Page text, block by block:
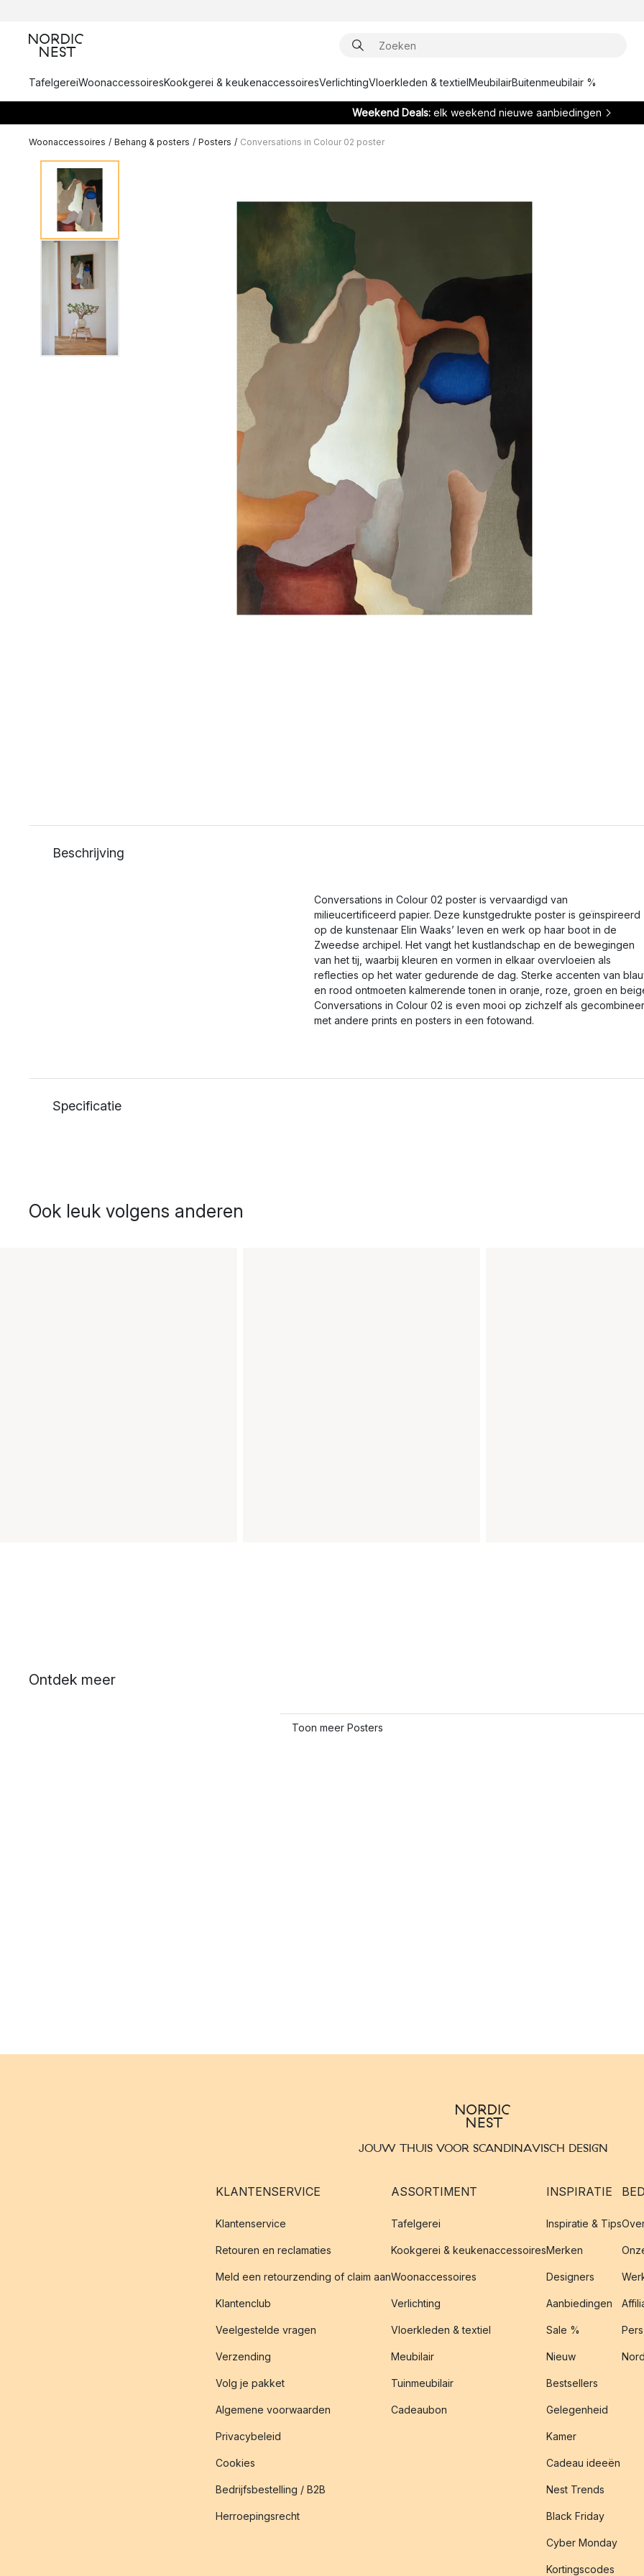
TafelgereiWoonaccessoiresKookgerei & keukenaccessoiresVerlichtingVloerkleden & textielMeubilairBuitenmeubilair %
Weekend Deals: elk weekend nieuwe aanbiedingen
Woonaccessoires / Behang & posters / Posters / Conversations in Colour 02 poster
Beschrijving
Conversations in Colour 02 poster is vervaardigd van
milieucertificeerd papier. Deze kunstgedrukte poster is geïnspireerd
op de kunstenaar Elin Waaks’ leven en werk op haar boot in de
Zweedse archipel. Het vangt het kustlandschap en de bewegingen
van het tij, waarbij kleuren en vormen in elkaar overvloeien als
reflecties op het water gedurende de dag. Sterke accenten van
en rood ontmoeten kalmerende tonen in oranje, roze, groen en
Conversations in Colour 02 is even mooi op zichzelf als
met andere prints en posters in een fotowand.
Specificatie
Ook leuk volgens anderen
Ontdek meer
Toon meer Posters
JOUW THUIS VOOR SCANDINAVISCH DESIGN
KLANTENSERVICE
Klantenservice
Retouren en reclamaties
Meld een retourzending of claim aan
Klantenclub
Veelgestelde vragen
Verzending
Volg je pakket
Algemene voorwaarden
Privacybeleid
Cookies
Bedrijfsbestelling / B2B
Herroepingsrecht
ASSORTIMENT
Tafelgerei
Kookgerei & keukenaccessoires
Woonaccessoires
Verlichting
Vloerkleden & textiel
Meubilair
Tuinmeubilair
Cadeaubon
INSPIRATIE
Inspiratie & Tips
Merken
Designers
Aanbiedingen
Sale %
Nieuw
Bestsellers
Gelegenheid
Kamer
Cadeau ideeën
Nest Trends
Black Friday
Cyber Monday
Kortingscodes
Pers